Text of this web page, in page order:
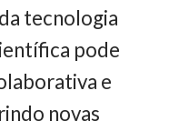
tecnologia
pode
e
novas